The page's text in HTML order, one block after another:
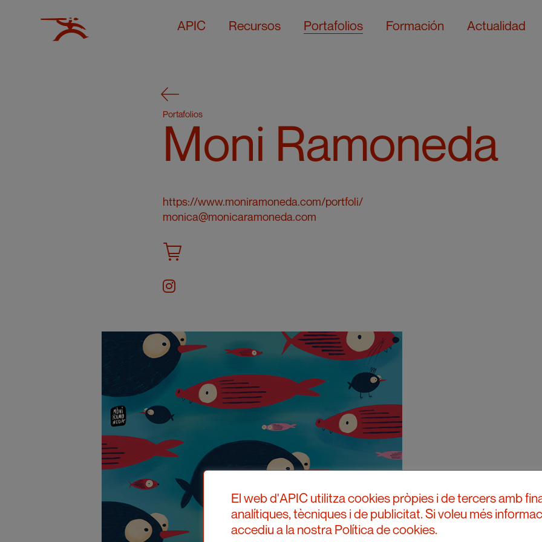
APIC Recursos Portafolios Formación Actualidad
Portafolios
Moni Ramoneda
https://www.moniramoneda.com/portfoli/
monica@monicaramoneda.com
El web d'APIC utilitza cookies pròpies i de tercers amb
analítiques, tècniques i de publicitat. Si voleu més
accediu a la nostra Política de cookies.